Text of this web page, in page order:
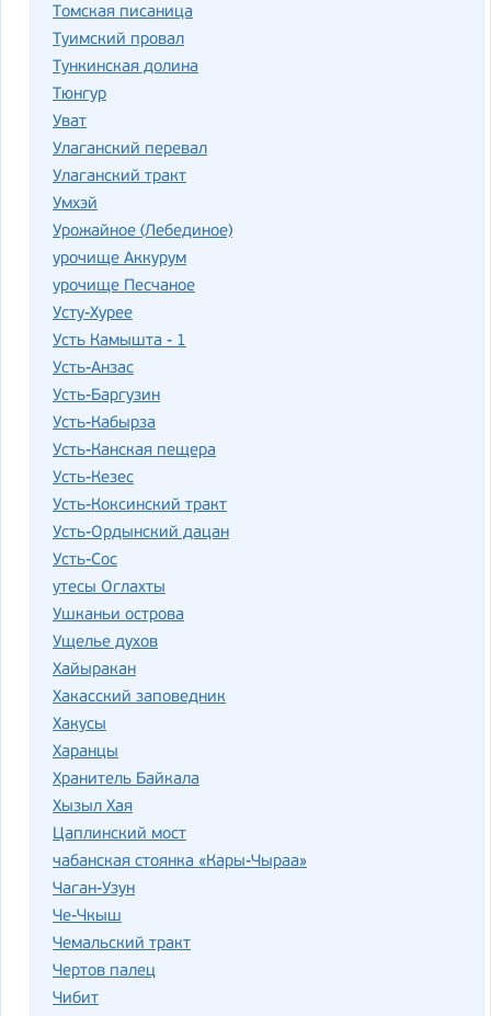
Томская писаница
Туимский провал
Тункинская долина
Тюнгур
Уват
Улаганский перевал
Улаганский тракт
Умхэй
Урожайное (Лебединое)
урочище Аккурум
урочище Песчаное
Усту-Хурее
Усть Камышта - 1
Усть-Анзас
Усть-Баргузин
Усть-Кабырза
Усть-Канская пещера
Усть-Кезес
Усть-Коксинский тракт
Усть-Ордынский дацан
Усть-Сос
утесы Оглахты
Ушканьи острова
Ущелье духов
Хайыракан
Хакасский заповедник
Хакусы
Харанцы
Хранитель Байкала
Хызыл Хая
Цаплинский мост
чабанская стоянка «Кары-Чыраа»
Чаган-Узун
Че-Чкыш
Чемальский тракт
Чертов палец
Чибит